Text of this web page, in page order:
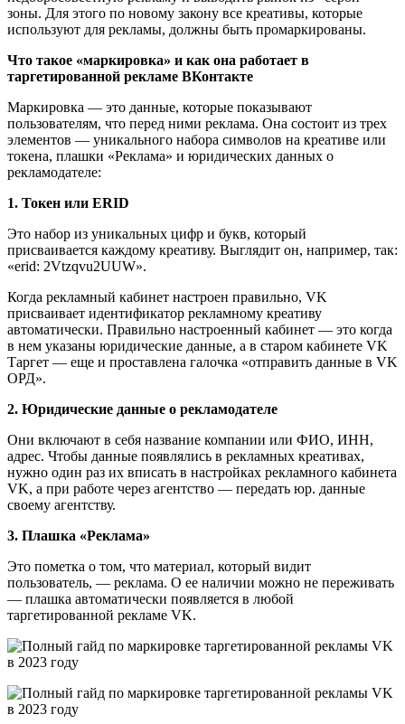
зоны. Для этого по новому закону все креативы, которые
используют для рекламы, должны быть промаркированы.
Что такое «маркировка» и как она работает в
таргетированной рекламе ВКонтакте
Маркировка — это данные, которые показывают
пользователям, что перед ними реклама. Она состоит из трех
элементов — уникального набора символов на креативе или
токена, плашки «Реклама» и юридических данных о
рекламодателе:
1. Токен или ERID
Это набор из уникальных цифр и букв, который
присваивается каждому креативу. Выглядит он, например, так:
«erid: 2Vtzqvu2UUW».
Когда рекламный кабинет настроен правильно, VK
присваивает идентификатор рекламному креативу
автоматически. Правильно настроенный кабинет — это когда
в нем указаны юридические данные, а в старом кабинете VK
Таргет — еще и проставлена галочка «отправить данные в VK
ОРД».
2. Юридические данные о рекламодателе
Они включают в себя название компании или ФИО, ИНН,
адрес. Чтобы данные появлялись в рекламных креативах,
нужно один раз их вписать в настройках рекламного кабинета
VK, а при работе через агентство — передать юр. данные
своему агентству.
3. Плашка «Реклама»
Это пометка о том, что материал, который видит
пользователь, — реклама. О ее наличии можно не переживать
— плашка автоматически появляется в любой
таргетированной рекламе VK.